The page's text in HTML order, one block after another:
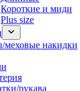
Короткие и миди
Plus size
накидки
рукава